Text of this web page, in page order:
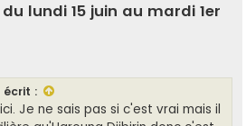
lundi 15 juin au mardi 1er
écrit :
Je ne sais pas si c'est vrai mais il